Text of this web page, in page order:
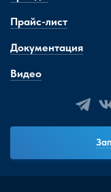
Прайс-лист
Документация
Видео